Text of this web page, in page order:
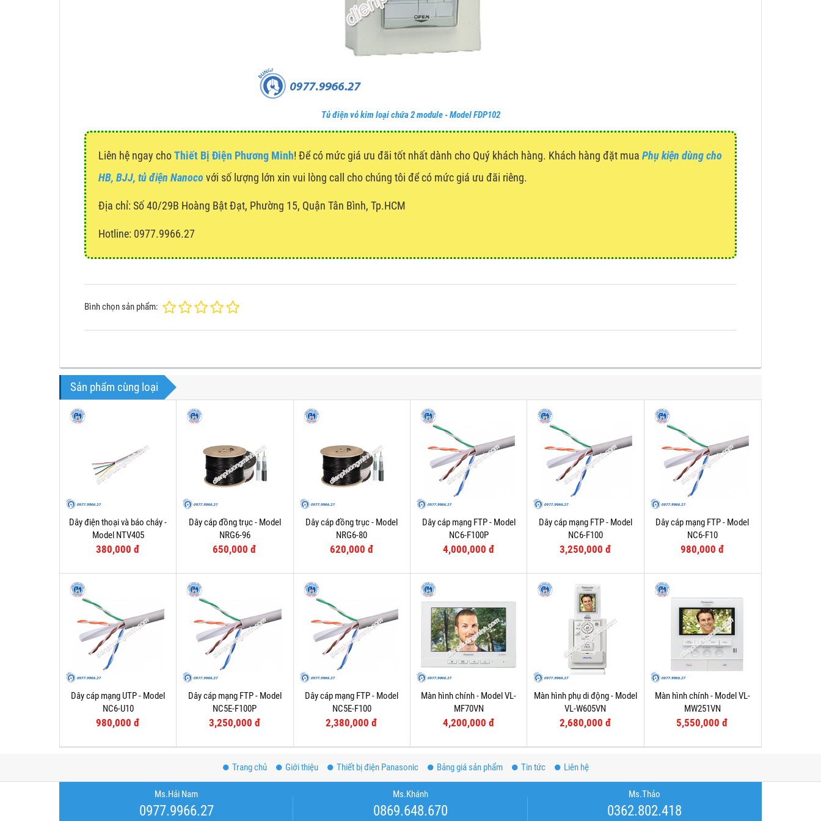
Tủ điện vỏ kim loại chứa 2 module - Model FDP102
Liên hệ ngay choThiết Bị Điện Phương Minh! Để có mức giá ưu đãi tốt nhất dành cho Quý khách hàng. Khách hàng đặt mua Phụ kiện dùng cho
HB, BJJ, tủ điện Nanoco với số lượng lớn xin vui lòng call cho chúng tôi để có mức giá ưu đãi riêng.
Địa chỉ: Số 40/29B Hoàng Bật Đạt, Phường 15, Quận Tân Bình, Tp.HCM
Hotline: 0977.9966.27
Bình chọn sản phẩm:
Sản phẩm cùng loại
Dây điện thoại và báo cháy -
Model NTV405
380,000 đ
Dây cáp đồng trục - Model
NRG6-96
650,000 đ
Dây cáp đồng trục - Model
NRG6-80
620,000 đ
Dây cáp mạng FTP - Model
NC6-F100P
4,000,000 đ
Dây cáp mạng FTP - Model
NC6-F100
3,250,000 đ
Dây cáp mạng FTP - Model
NC6-F10
980,000 đ
Dây cáp mạng UTP - Model
NC6-U10
980,000 đ
Dây cáp mạng FTP - Model
NC5E-F100P
3,250,000 đ
Dây cáp mạng FTP - Model
NC5E-F100
2,380,000 đ
Màn hình chính - Model VL-
MF70VN
4,200,000 đ
Màn hình phụ di động - Model
VL-W605VN
2,680,000 đ
Màn hình chính - Model VL-
MW251VN
5,550,000 đ
Trang chủ Giới thiệu Thiết bị điện Panasonic Bảng giá sản phẩm Tin tức Liên hệ
Ms.Hải Nam
0977.9966.27
Ms.Khánh
0869.648.670
Ms.Thảo
0362.802.418